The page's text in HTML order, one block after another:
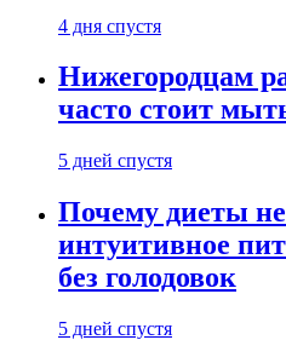
4 дня спустя
Нижегородцам
часто стоит
5 дней спустя
Почему диеты
интуитивное
без голодовок
5 дней спустя